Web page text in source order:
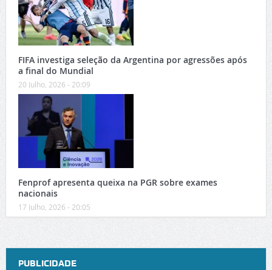
FIFA investiga seleção da Argentina por agressões após
a final do Mundial
20 Julho, 2026 - 20:09
Fenprof apresenta queixa na PGR sobre exames
nacionais
17 Julho, 2026 - 20:05
PUBLICIDADE